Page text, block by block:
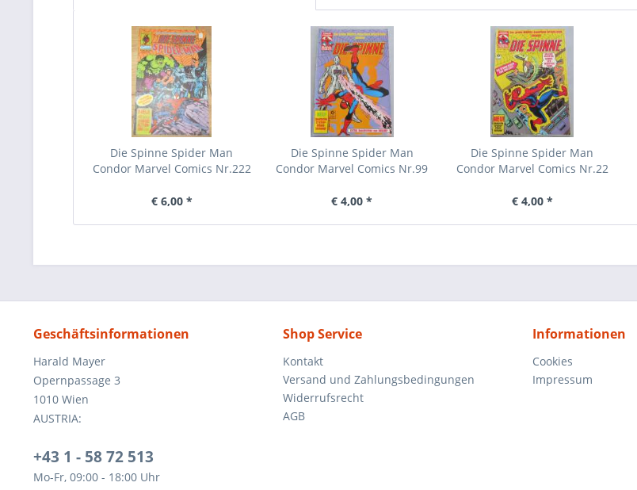
Die Spinne Spider Man
Condor Marvel Comics Nr.222
€ 6,00 *
Die Spinne Spider Man
Condor Marvel Comics Nr.99
€ 4,00 *
Die Spinne Spider Man
Condor Marvel Comics Nr.22
€ 4,00 *
Geschäftsinformationen
Harald Mayer
Opernpassage 3
1010 Wien
AUSTRIA:
+43 1 - 58 72 513
Mo-Fr, 09:00 - 18:00 Uhr
Shop Service
Kontakt
Versand und Zahlungsbedingungen
Widerrufsrecht
AGB
Informationen
Cookies
Impressum